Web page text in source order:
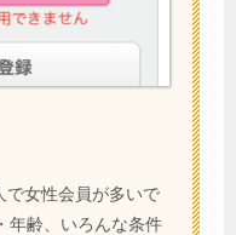
で女性会員が多いで
年齢、いろんな条件